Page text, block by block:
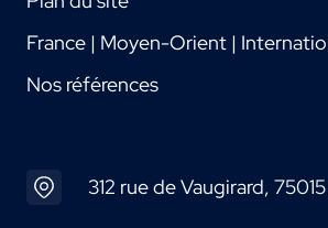
France | Moyen-Orient |
Nos références
312 rue de Vaugirard,